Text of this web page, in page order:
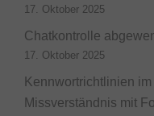
17. Oktober 2025
Chatkontrolle
17. Oktober 2025
Kennwortrichtlinien
Missverständnis mit